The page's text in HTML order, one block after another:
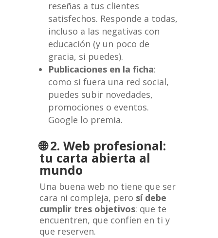
reseñas a tus clientes
satisfechos. Responde a todas,
incluso a las negativas con
educación (y un poco de
gracia, si puedes).
Publicaciones en la ficha:
como si fuera una red social,
puedes subir novedades,
promociones o eventos.
Google lo premia.
🌐 2. Web profesional:
tu carta abierta al
mundo
Una buena web no tiene que ser
cara ni compleja, pero sí debe
cumplir tres objetivos: que te
encuentren, que confíen en ti y
que reserven.